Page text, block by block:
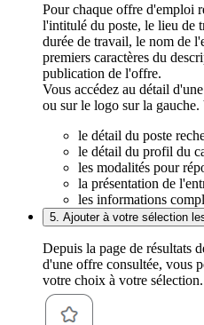
Pour chaque offre d'emploi
l'intitulé du poste, le lieu de
durée de travail, le nom de
premiers caractères du
publication de l'offre.
Vous accédez au détail
ou sur le logo sur la gauche.
le détail du poste
le détail du profil du
les modalités pour
la présentation de
les informations
5. Ajouter à votre sélection
Depuis la page de résultats
d'une offre consultée, vous
votre choix à votre